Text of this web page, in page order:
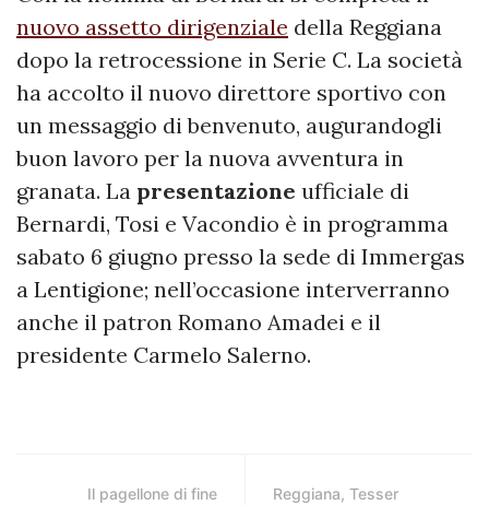
nuovo assetto dirigenziale della Reggiana
dopo la retrocessione in Serie C. La società
ha accolto il nuovo direttore sportivo con
un messaggio di benvenuto, augurandogli
buon lavoro per la nuova avventura in
granata. La presentazione ufficiale di
Bernardi, Tosi e Vacondio è in programma
sabato 6 giugno presso la sede di Immergas
a Lentigione; nell’occasione interverranno
anche il patron Romano Amadei e il
presidente Carmelo Salerno.
Il pagellone di fine
Reggiana, Tesser